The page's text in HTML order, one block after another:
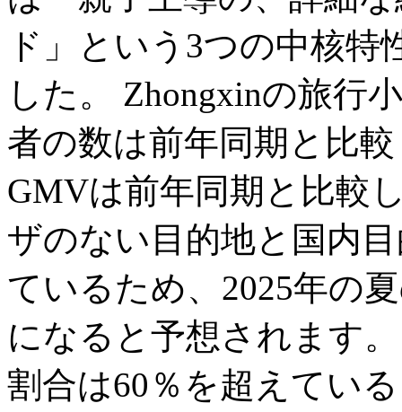
ド」という3つの中核
した。 Zhongxinの旅行
者の数は前年同期と比
GMVは前年同期と比較
ザのない目的地と国内
ているため、2025年の
になると予想されます
割合は60％を超えてい